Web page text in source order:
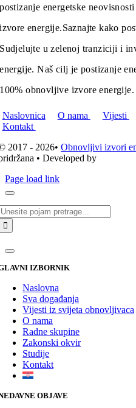
postizanje energetske
izvore energije.Saznajte kako
Sudjelujte u zelenoj tranziciji i
energije. Naš cilj je postizanje
100% obnovljive izvore energije.
Naslovnica O nama Vijesti
Kontakt
2017 - 2026•Obnovljivi izvori
• Developed by
Page load link
IZBORNIK
Naslovna
Sva događanja
Vijesti iz svijeta obnovljivaca
O nama
Radne skupine
Zakonski okvir
Studije
Kontakt
OBJAVE